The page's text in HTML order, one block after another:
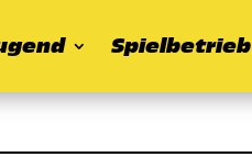
Spielbetrieb